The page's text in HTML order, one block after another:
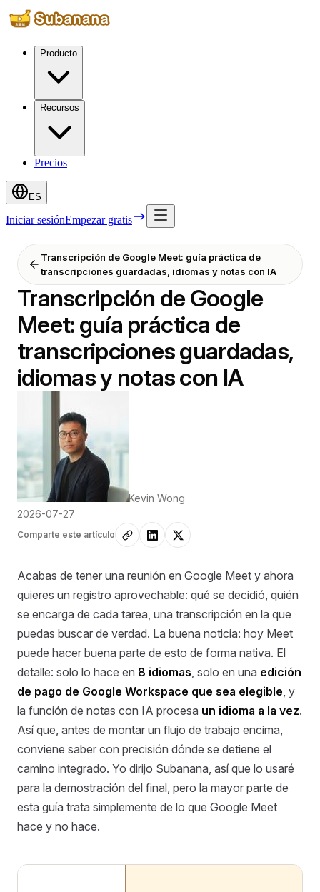
Producto
Recursos
Precios
ES
Iniciar sesiónEmpezar gratis
Transcripción de Google Meet: guía práctica de
transcripciones guardadas, idiomas y notas con IA
Transcripción de Google
Meet: guía práctica de
transcripciones guardadas,
idiomas y notas con IA
Kevin Wong
2026-07-27
Comparte este artículo
Acabas de tener una reunión en Google Meet y ahora
quieres un registro aprovechable: qué se decidió, quién
se encarga de cada tarea, una transcripción en la que
puedas buscar de verdad. La buena noticia: hoy Meet
puede hacer buena parte de esto de forma nativa. El
detalle: solo lo hace en 8 idiomas, solo en una edición
de pago de Google Workspace que sea elegible, y
la función de notas con IA procesa un idioma a la vez.
Así que, antes de montar un flujo de trabajo encima,
conviene saber con precisión dónde se detiene el
camino integrado. Yo dirijo Subanana, así que lo usaré
para la demostración del final, pero la mayor parte de
esta guía trata simplemente de lo que Google Meet
hace y no hace.